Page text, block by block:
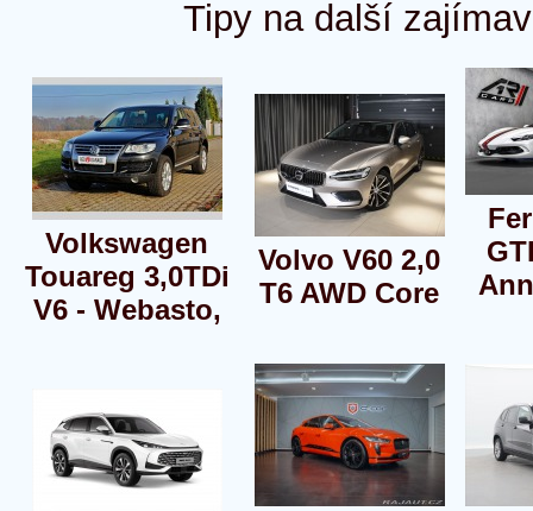
Tipy na další
Volkswagen
Touareg 3,0TDi
V6 - Webasto,
Volvo V60 2,0
T6 AWD Core